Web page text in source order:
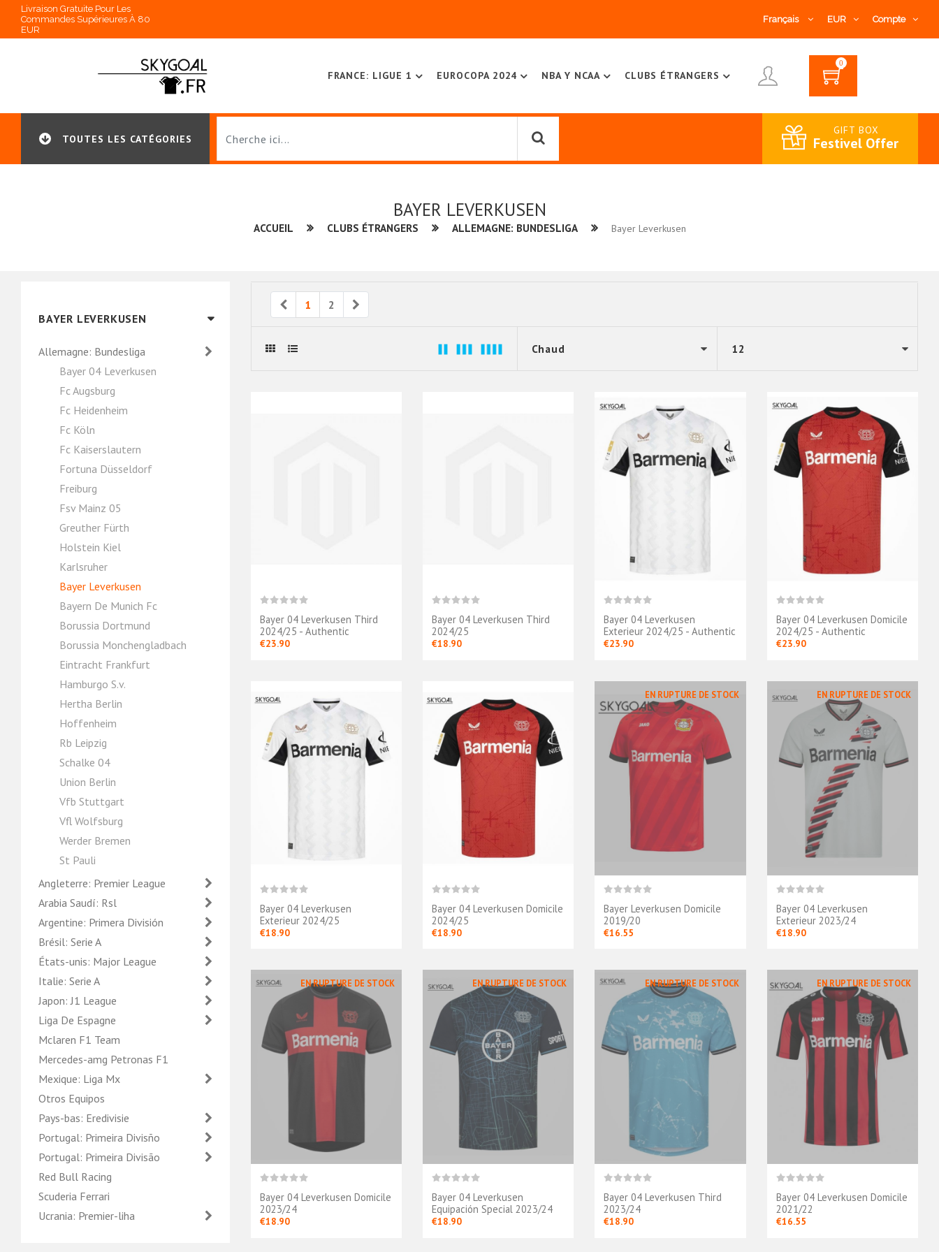
Livraison Gratuite Pour Les
Commandes Supérieures À 80
EUR
Français EUR Compte
FRANCE: LIGUE 1 EUROCOPA 2024 NBA Y NCAA CLUBS ÉTRANGERS
0
TOUTES LES CATÉGORIES
GIFT BOX
Festivel Offer
BAYER LEVERKUSEN
ACCUEIL CLUBS ÉTRANGERS ALLEMAGNE: BUNDESLIGA Bayer Leverkusen
BAYER LEVERKUSEN
Allemagne: Bundesliga
Bayer 04 Leverkusen
Fc Augsburg
Fc Heidenheim
Fc Köln
Fc Kaiserslautern
Fortuna Düsseldorf
Freiburg
Fsv Mainz 05
Greuther Fürth
Holstein Kiel
Karlsruher
Bayer Leverkusen
Bayern De Munich Fc
Borussia Dortmund
Borussia Monchengladbach
Eintracht Frankfurt
Hamburgo S.v.
Hertha Berlin
Hoffenheim
Rb Leipzig
Schalke 04
Union Berlin
Vfb Stuttgart
Vfl Wolfsburg
Werder Bremen
St Pauli
Angleterre: Premier League
Arabia Saudí: Rsl
Argentine: Primera División
Brésil: Serie A
États-unis: Major League
Italie: Serie A
Japon: J1 League
Liga De Espagne
Mclaren F1 Team
Mercedes-amg Petronas F1
Mexique: Liga Mx
Otros Equipos
Pays-bas: Eredivisie
Portugal: Primeira Divisño
Portugal: Primeira Divisão
Red Bull Racing
Scuderia Ferrari
Ucrania: Premier-liha
Previous
1 2 Next
Bayer 04 Leverkusen Third
2024/25 - Authentic
€23.90
Bayer 04 Leverkusen Third
2024/25
€18.90
Bayer 04 Leverkusen
Exterieur 2024/25 - Authentic
€23.90
Bayer 04 Leverkusen Domicile
2024/25 - Authentic
€23.90
Bayer 04 Leverkusen
Exterieur 2024/25
€18.90
Bayer 04 Leverkusen Domicile
2024/25
€18.90
EN RUPTURE DE STOCK
Bayer Leverkusen Domicile
2019/20
€16.55
EN RUPTURE DE STOCK
Bayer 04 Leverkusen
Exterieur 2023/24
€18.90
EN RUPTURE DE STOCK
Bayer 04 Leverkusen Domicile
2023/24
€18.90
EN RUPTURE DE STOCK
Bayer 04 Leverkusen
Equipación Special 2023/24
€18.90
EN RUPTURE DE STOCK
Bayer 04 Leverkusen Third
2023/24
€18.90
EN RUPTURE DE STOCK
Bayer 04 Leverkusen Domicile
2021/22
€16.55